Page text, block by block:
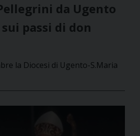
da Ugento
passi di don
la Diocesi di Ugento-S.Maria